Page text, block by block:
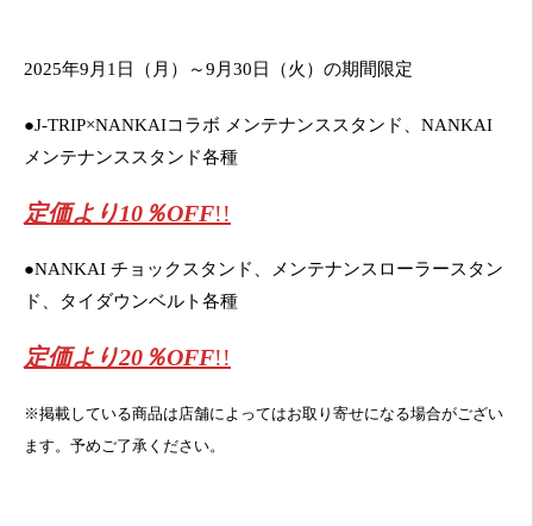
2025年9月1日（月）～9月30日（火）の期間限定
●J-TRIP×NANKAIコラボ メンテナンススタンド、NANKAI
メンテナンススタンド各種
定価より10％OFF!!
●NANKAI チョックスタンド、メンテナンスローラースタン
ド、タイダウンベルト各種
定価より20％OFF!!
※掲載している商品は店舗によってはお取り寄せになる場合がござい
ます。予めご了承ください。